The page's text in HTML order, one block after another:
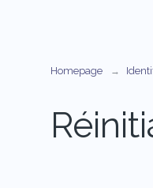
Homepage